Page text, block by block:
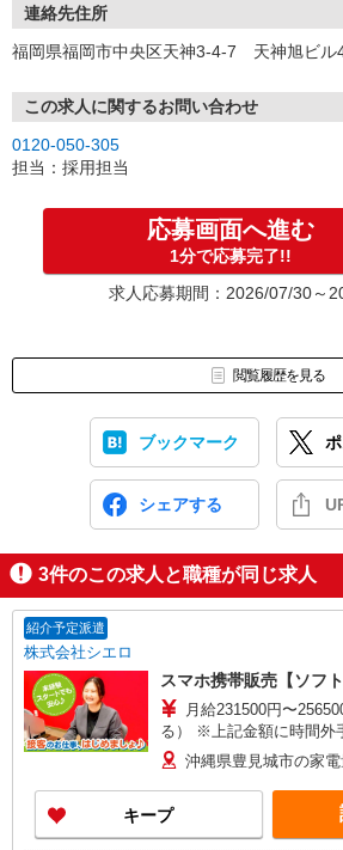
★スマホでWEB面接（LINEなど）・出張面
す
③面接実施（履歴書不要）
※ご希望があれば、職場見学の調整もOKで
お気軽にご応募ください♪
連絡先住所
福岡県福岡市中央区天神3-4-7 天神旭ビル
この求人に関するお問い合わせ
0120-050-305
担当：採用担当
応募画面へ進む
1分で応募完了!!
求人応募期間：2026/07/30～
閲覧履歴を見る
ブックマーク
シェアする
3件のこの求人と職種が同じ求人
紹介予定派遣
株式会社シエロ
スマホ携帯販売【ソフト
月給231500円〜
る） ※上記金額に時間外
算 ・賞与あり・時間外手
10h/月）・地域手当/職能
援金（4000円/月）あり・
ブあり ★交通費別途支給（規定
○。・゜+゜・。○。・゜+
沖縄県豊見城市の家
キープ